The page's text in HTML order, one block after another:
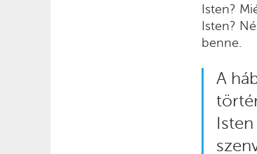
Isten?
Isten?
benne.
A